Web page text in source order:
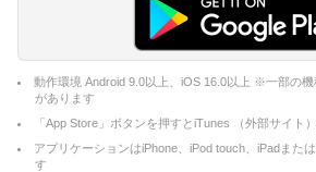
動作環境 Android 9.0以上、iOS 16.0以上 ※一部の
があります
「App Store」ボタンを押すとiTunes （外部サイト
アプリケーションはiPhone、iPod touch、iPadまた
す